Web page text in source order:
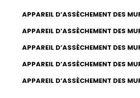
APPAREIL D’ASSÈCHEMENT DES
APPAREIL D’ASSÈCHEMENT DES
APPAREIL D’ASSÈCHEMENT DES
APPAREIL D’ASSÈCHEMENT DES
APPAREIL D’ASSÈCHEMENT DES